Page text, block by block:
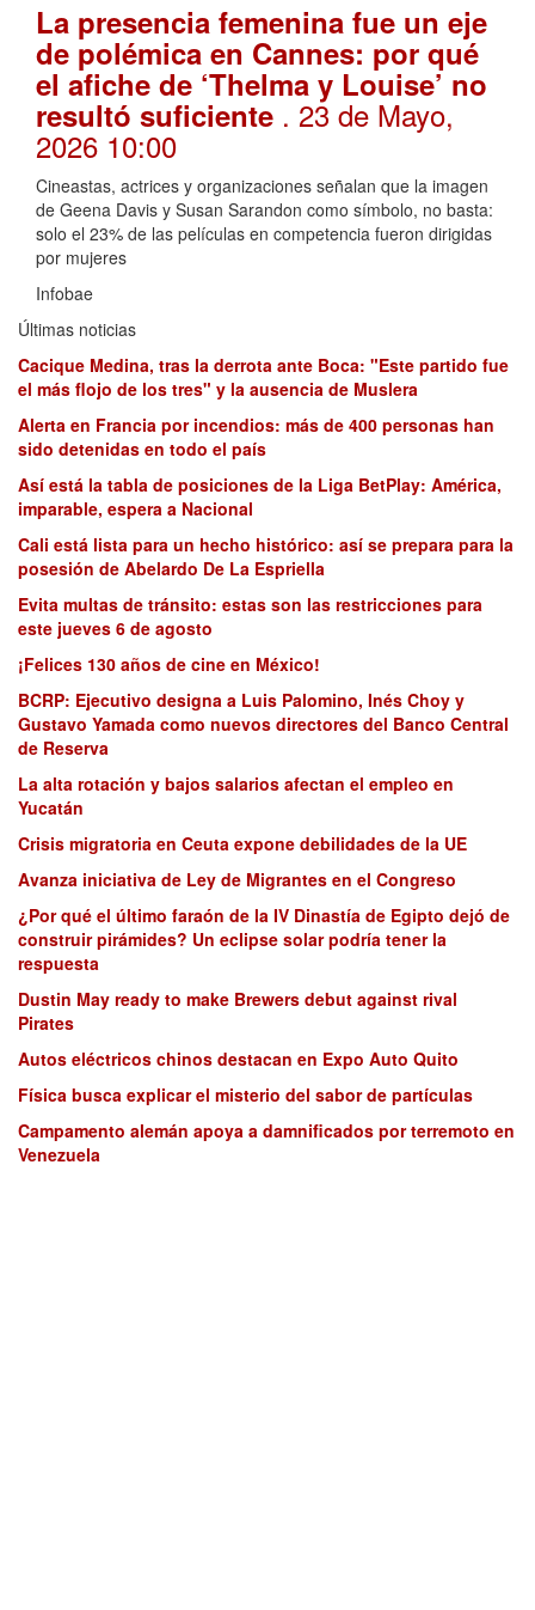
La presencia femenina fue un eje
de polémica en Cannes: por qué
el afiche de ‘Thelma y Louise’ no
resultó suficiente . 23 de Mayo,
2026 10:00
Cineastas, actrices y organizaciones señalan que la imagen
de Geena Davis y Susan Sarandon como símbolo, no basta:
solo el 23% de las películas en competencia fueron dirigidas
por mujeres
Infobae
Últimas noticias
Cacique Medina, tras la derrota ante Boca: "Este partido fue
el más flojo de los tres" y la ausencia de Muslera
Alerta en Francia por incendios: más de 400 personas han
sido detenidas en todo el país
Así está la tabla de posiciones de la Liga BetPlay: América,
imparable, espera a Nacional
Cali está lista para un hecho histórico: así se prepara para la
posesión de Abelardo De La Espriella
Evita multas de tránsito: estas son las restricciones para
este jueves 6 de agosto
¡Felices 130 años de cine en México!
BCRP: Ejecutivo designa a Luis Palomino, Inés Choy y
Gustavo Yamada como nuevos directores del Banco Central
de Reserva
La alta rotación y bajos salarios afectan el empleo en
Yucatán
Crisis migratoria en Ceuta expone debilidades de la UE
Avanza iniciativa de Ley de Migrantes en el Congreso
¿Por qué el último faraón de la IV Dinastía de Egipto dejó de
construir pirámides? Un eclipse solar podría tener la
respuesta
Dustin May ready to make Brewers debut against rival
Pirates
Autos eléctricos chinos destacan en Expo Auto Quito
Física busca explicar el misterio del sabor de partículas
Campamento alemán apoya a damnificados por terremoto en
Venezuela